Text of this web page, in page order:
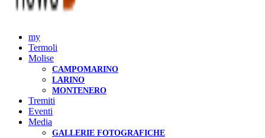
my
Termoli
Molise
CAMPOMARINO
LARINO
MONTENERO
Tremiti
Eventi
Media
GALLERIE FOTOGRAFICHE